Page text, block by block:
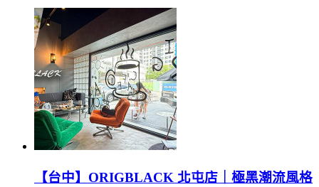
【台中】ORIGBLACK 北屯店｜極黑潮流風格